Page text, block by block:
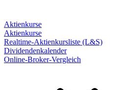
Aktienkurse
Aktienkurse
Realtime-Aktienkursliste (L&S)
Dividendenkalender
Online-Broker-Vergleich